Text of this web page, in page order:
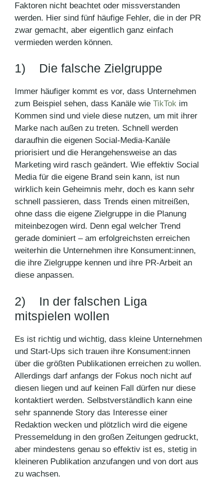
Faktoren nicht beachtet oder missverstanden
werden. Hier sind fünf häufige Fehler, die in der PR
zwar gemacht, aber eigentlich ganz einfach
vermieden werden können.
1) Die falsche Zielgruppe
Immer häufiger kommt es vor, dass Unternehmen
zum Beispiel sehen, dass Kanäle wie TikTok im
Kommen sind und viele diese nutzen, um mit ihrer
Marke nach außen zu treten. Schnell werden
daraufhin die eigenen Social-Media-Kanäle
priorisiert und die Herangehensweise an das
Marketing wird rasch geändert. Wie effektiv Social
Media für die eigene Brand sein kann, ist nun
wirklich kein Geheimnis mehr, doch es kann sehr
schnell passieren, dass Trends einen mitreißen,
ohne dass die eigene Zielgruppe in die Planung
miteinbezogen wird. Denn egal welcher Trend
gerade dominiert – am erfolgreichsten erreichen
weiterhin die Unternehmen ihre Konsument:innen,
die ihre Zielgruppe kennen und ihre PR-Arbeit an
diese anpassen.
2) In der falschen Liga
mitspielen wollen
Es ist richtig und wichtig, dass kleine Unternehmen
und Start-Ups sich trauen ihre Konsument:innen
über die größten Publikationen erreichen zu wollen.
Allerdings darf anfangs der Fokus noch nicht auf
diesen liegen und auf keinen Fall dürfen nur diese
kontaktiert werden. Selbstverständlich kann eine
sehr spannende Story das Interesse einer
Redaktion wecken und plötzlich wird die eigene
Pressemeldung in den großen Zeitungen gedruckt,
aber mindestens genau so effektiv ist es, stetig in
kleineren Publikation anzufangen und von dort aus
zu wachsen.